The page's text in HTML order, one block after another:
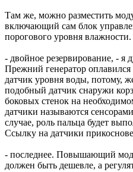
Там же, можно разместить
включающий сам блок
порогового уровня влажности.
- двойное резервирование, - я
Прежний генератор оплавился
датчик уровня воды, потому,
подобный датчик снаружи
боковых стенок на
датчики называются
случае, роль пальца будет
Ссылку на датчики
- последнее. Повышающий
должен быть дешевле, а